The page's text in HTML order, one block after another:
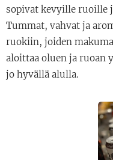
sopivat kevyille ruoille
Tummat, vahvat ja
ruokiin, joiden
aloittaa oluen ja ruoan
jo hyvällä alulla.